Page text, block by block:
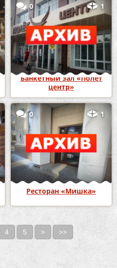
0 1
Банкетный зал «Полёт
центр»
0 1
Ресторан «Мишка»
4 5 > >>